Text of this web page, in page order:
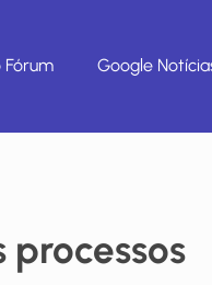
Fórum Google
processos